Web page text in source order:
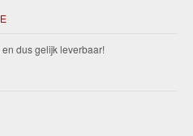
dus gelijk leverbaar!